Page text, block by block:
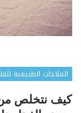
العلاجات الطبيعية
كيف نتخلص من